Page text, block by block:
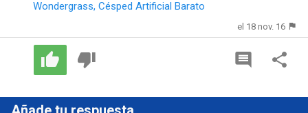
Wondergrass, Césped Artificial Barato
el 18 nov. 16